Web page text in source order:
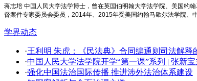
蒋志培 中国人民大学法学博士，曾在英国伯明翰大学法学院、美国约
督案件专家委员会委员，2014年、2015年受美国约翰马歇尔法学院、
学界动态
·王利明 朱虎：《民法典》合同编通则司法解释
·中国人民大学法学院开学​“第一课”系列 | 张新
·强化中国法治国际传播 推进涉外法治体系建设